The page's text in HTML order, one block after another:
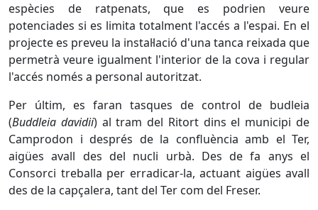
espècies de ratpenats, que es podrien veure
potenciades si es limita totalment l'accés a l'espai. En el
projecte es preveu la instal·lació d'una tanca reixada que
permetrà veure igualment l'interior de la cova i regular
l'accés només a personal autoritzat.
Per últim, es faran tasques de control de budleia
(Buddleia davidii) al tram del Ritort dins el municipi de
Camprodon i després de la confluència amb el Ter,
aigües avall des del nucli urbà. Des de fa anys el
Consorci treballa per erradicar-la, actuant aigües avall
des de la capçalera, tant del Ter com del Freser.